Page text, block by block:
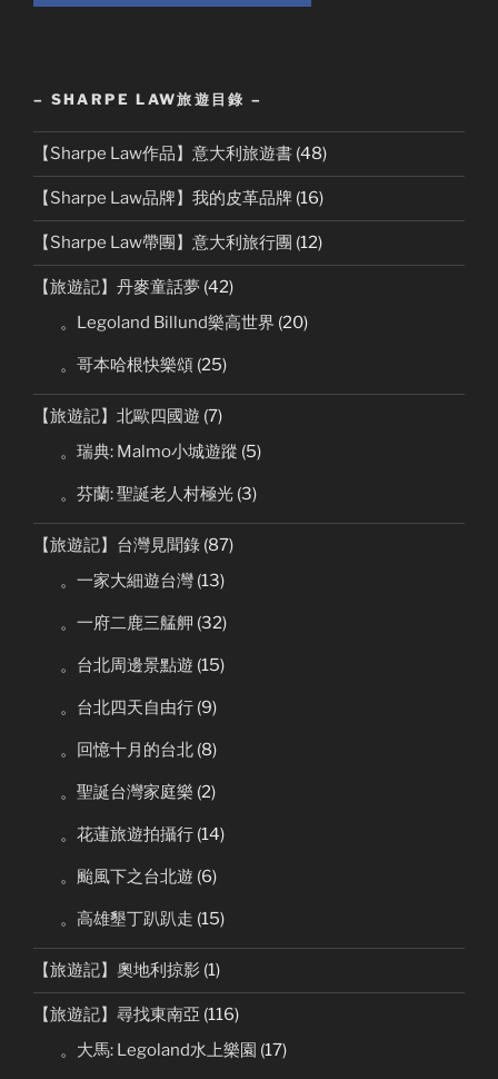
– SHARPE LAW旅遊目錄 –
【Sharpe Law作品】意大利旅遊書 (48)
【Sharpe Law品牌】我的皮革品牌 (16)
【Sharpe Law帶團】意大利旅行團 (12)
【旅遊記】丹麥童話夢 (42)
。Legoland Billund樂高世界 (20)
。哥本哈根快樂頌 (25)
【旅遊記】北歐四國遊 (7)
。瑞典: Malmo小城遊蹤 (5)
。芬蘭: 聖誕老人村極光 (3)
【旅遊記】台灣見聞錄 (87)
。一家大細遊台灣 (13)
。一府二鹿三艋舺 (32)
。台北周邊景點遊 (15)
。台北四天自由行 (9)
。回憶十月的台北 (8)
。聖誕台灣家庭樂 (2)
。花蓮旅遊拍攝行 (14)
。颱風下之台北遊 (6)
。高雄墾丁趴趴走 (15)
【旅遊記】奧地利掠影 (1)
【旅遊記】尋找東南亞 (116)
。大馬: Legoland水上樂園 (17)